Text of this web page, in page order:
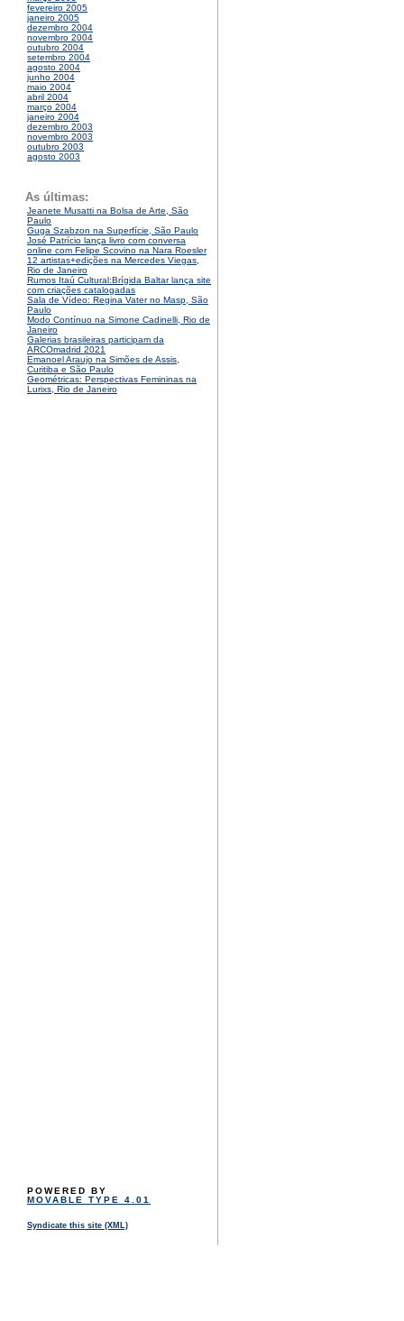
fevereiro 2005
janeiro 2005
dezembro 2004
novembro 2004
outubro 2004
setembro 2004
agosto 2004
junho 2004
maio 2004
abril 2004
março 2004
janeiro 2004
dezembro 2003
novembro 2003
outubro 2003
agosto 2003
As últimas:
Jeanete Musatti na Bolsa de Arte, São
Paulo
Guga Szabzon na Superfície, São Paulo
José Patrício lança livro com conversa
online com Felipe Scovino na Nara Roesler
12 artistas+edições na Mercedes Viegas,
Rio de Janeiro
Rumos Itaú Cultural:Brígida Baltar lança site
com criações catalogadas
Sala de Vídeo: Regina Vater no Masp, São
Paulo
Modo Contínuo na Simone Cadinelli, Rio de
Janeiro
Galerias brasileiras participam da
ARCOmadrid 2021
Emanoel Araujo na Simões de Assis,
Curitiba e São Paulo
Geométricas: Perspectivas Femininas na
Lurixs, Rio de Janeiro
POWERED BY
MOVABLE TYPE 4.01
Syndicate this site (XML)